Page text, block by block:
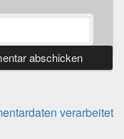
verarbeitet